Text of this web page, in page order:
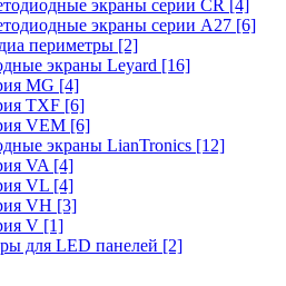
экраны серии CR [4]
экраны серии А27 [6]
периметры [2]
экраны Leyard [16]
MG [4]
TXF [6]
VEM [6]
экраны LianTronics [12]
VA [4]
VL [4]
VH [3]
V [1]
для LED панелей [2]